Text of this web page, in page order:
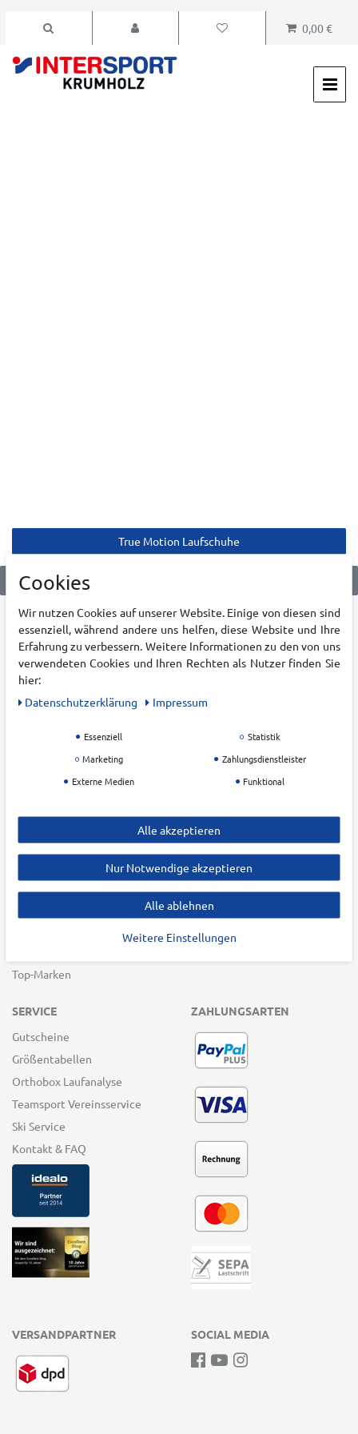
0,00 €
True Motion Laufschuhe
KATEGORIEN
Damen
Herren
Kinder
Racketsport
Freizeit
Swim & Beach
Top-Marken
KRUMHOLZ
Über uns
Filialen
AGB
Datenschutz &
Batteriehinweis
Impressum
Barrierefreiheitserklärung
Vertrag widerrufen
SERVICE
Gutscheine
Größentabellen
Orthobox Laufanalyse
Teamsport Vereinsservice
Ski Service
Kontakt & FAQ
ZAHLUNGSARTEN
VERSANDPARTNER SOCIAL MEDIA
Cookies
Wir nutzen Cookies auf unserer Website. Einige von diesen sind
essenziell, während andere uns helfen, diese Website und Ihre
Erfahrung zu verbessern. Weitere Informationen zu den von uns
verwendeten Cookies und Ihren Rechten als Nutzer finden Sie
hier:
Daten­schutz­erklärung
Impressum
Essenziell
Statistik
Marketing
Zahlungsdienstleister
Externe Medien
Funktional
Alle akzeptieren
Nur Notwendige akzeptieren
Alle ablehnen
Weitere Einstellungen